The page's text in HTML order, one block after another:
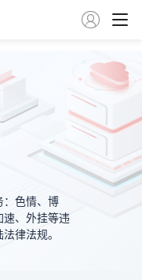

色情、博
速、外挂等违
律法规。